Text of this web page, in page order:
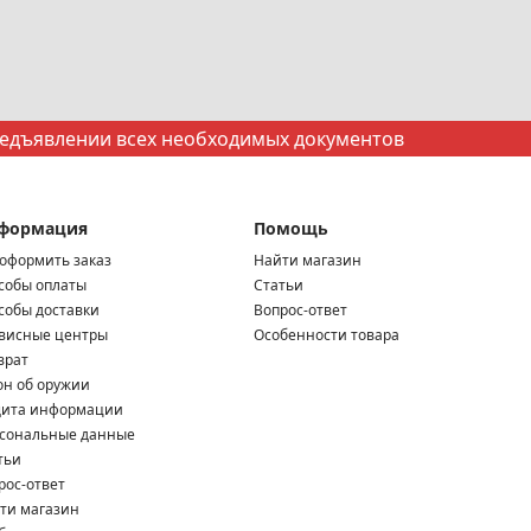
всех необходимых документов
заказ
оплаты
доставки
центры
об оружии
информации
данные
ответ
магазин
Помощь
Найти магазин
Статьи
Вопрос-ответ
Особенности товара